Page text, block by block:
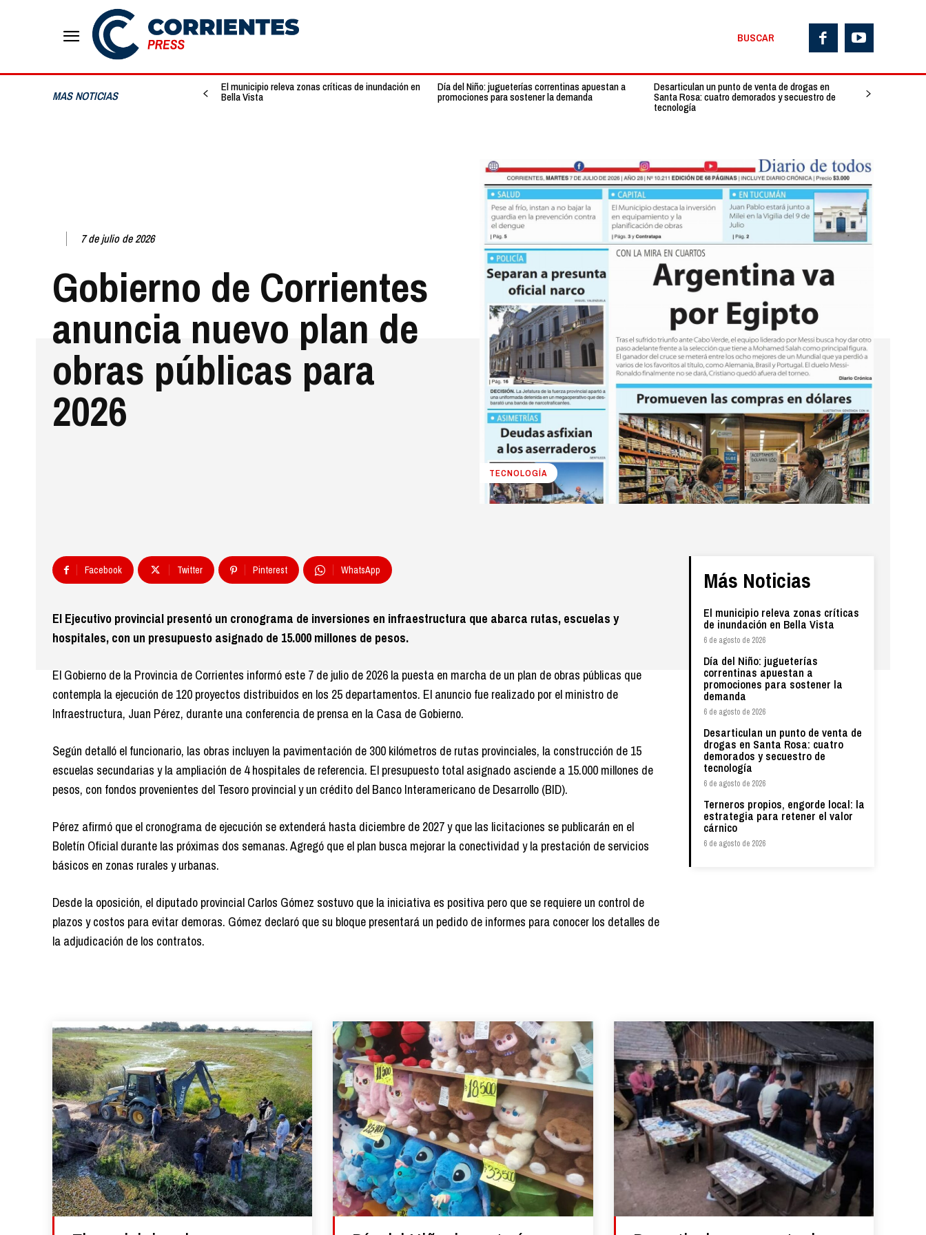
BUSCAR
MAS NOTICIAS
El municipio releva zonas críticas de inundación en
Bella Vista
Día del Niño: jugueterías correntinas apuestan a
promociones para sostener la demanda
Desarticulan un punto de venta de drogas en
Santa Rosa: cuatro demorados y secuestro de
tecnología
7 de julio de 2026
Gobierno de Corrientes
anuncia nuevo plan de
obras públicas para
2026
TECNOLOGÍA
Facebook Twitter Pinterest WhatsApp
El Ejecutivo provincial presentó un cronograma de inversiones en infraestructura que abarca rutas, escuelas y
hospitales, con un presupuesto asignado de 15.000 millones de pesos.
El Gobierno de la Provincia de Corrientes informó este 7 de julio de 2026 la puesta en marcha de un plan de obras públicas que
contempla la ejecución de 120 proyectos distribuidos en los 25 departamentos. El anuncio fue realizado por el ministro de
Infraestructura, Juan Pérez, durante una conferencia de prensa en la Casa de Gobierno.
Según detalló el funcionario, las obras incluyen la pavimentación de 300 kilómetros de rutas provinciales, la construcción de 15
escuelas secundarias y la ampliación de 4 hospitales de referencia. El presupuesto total asignado asciende a 15.000 millones de
pesos, con fondos provenientes del Tesoro provincial y un crédito del Banco Interamericano de Desarrollo (BID).
Pérez afirmó que el cronograma de ejecución se extenderá hasta diciembre de 2027 y que las licitaciones se publicarán en el
Boletín Oficial durante las próximas dos semanas. Agregó que el plan busca mejorar la conectividad y la prestación de servicios
básicos en zonas rurales y urbanas.
Desde la oposición, el diputado provincial Carlos Gómez sostuvo que la iniciativa es positiva pero que se requiere un control de
plazos y costos para evitar demoras. Gómez declaró que su bloque presentará un pedido de informes para conocer los detalles de
la adjudicación de los contratos.
Más Noticias
El municipio releva zonas críticas
de inundación en Bella Vista
6 de agosto de 2026
Día del Niño: jugueterías
correntinas apuestan a
promociones para sostener la
demanda
6 de agosto de 2026
Desarticulan un punto de venta de
drogas en Santa Rosa: cuatro
demorados y secuestro de
tecnología
6 de agosto de 2026
Terneros propios, engorde local: la
estrategia para retener el valor
cárnico
6 de agosto de 2026